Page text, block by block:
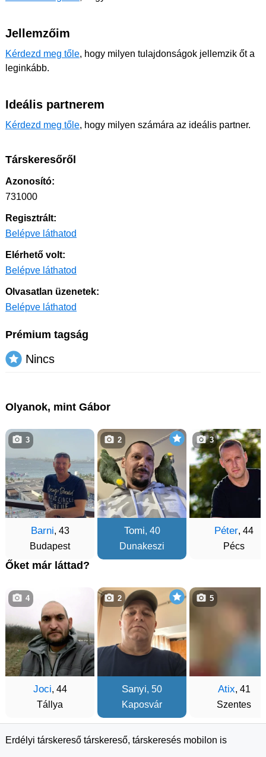
Jellemzőim
Kérdezd meg tőle, hogy milyen tulajdonságok jellemzik őt a
leginkább.
Ideális partnerem
Kérdezd meg tőle, hogy milyen számára az ideális partner.
Társkeresőről
Azonosító:
731000
Regisztrált:
Belépve láthatod
Elérhető volt:
Belépve láthatod
Olvasatlan üzenetek:
Belépve láthatod
Prémium tagság
Nincs
Olyanok, mint Gábor
Barni, 43
Budapest
3
Tomi, 40
Dunakeszi
2
Péter, 44
Pécs
3
Őket már láttad?
Joci, 44
Tállya
4
Sanyi, 50
Kaposvár
2
Atix, 41
Szentes
5
Erdélyi társkereső társkereső, társkeresés mobilon is